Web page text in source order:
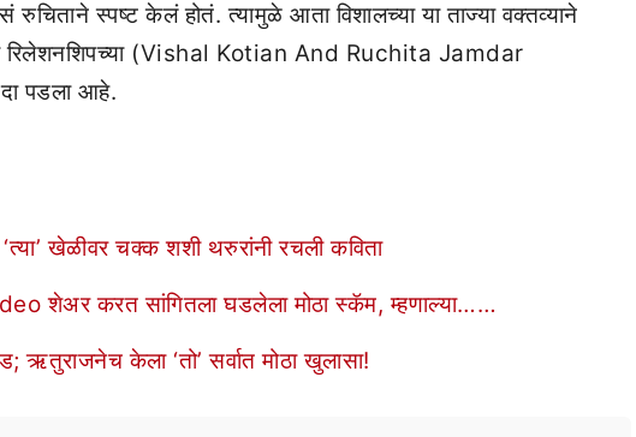
स्पष्ट केलं होतं. त्यामुळे आता विशालच्या या ताज्या वक्तव्याने
रिलेशनशिपच्या (Vishal Kotian And Ruchita Jamdar
पडला आहे.
खेळीवर चक्क शशी थरुरांनी रचली कविता
शेअर करत सांगितला घडलेला मोठा स्कॅम, म्हणाल्या……
ऋतुराजनेच केला ‘तो’ सर्वात मोठा खुलासा!